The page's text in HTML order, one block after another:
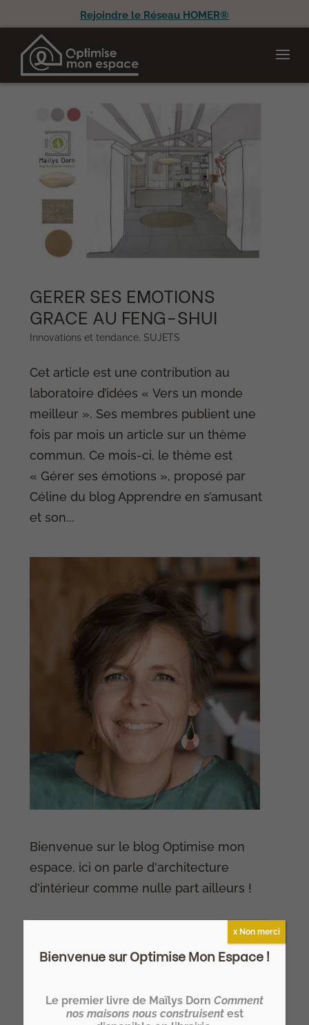
Rejoindre le Réseau HOMER®
GERER SES EMOTIONS
GRACE AU FENG-SHUI
Innovations et tendance, SUJETS
Cet article est une contribution au
laboratoire d’idées « Vers un monde
meilleur ». Ses membres publient une
fois par mois un article sur un thème
commun. Ce mois-ci, le thème est
« Gérer ses émotions », proposé par
Céline du blog Apprendre en s’amusant
et son...
Bienvenue sur le blog Optimise mon
espace, ici on parle d'architecture
d'intérieur comme nulle part ailleurs !
d’intérieur spécialiste de l’optimisation
de l’espace de l’habitat !
Bienvenue sur Optimise Mon Espace !
Le premier livre de Maïlys Dorn Comment
nos maisons nous construisent est
x Non merci